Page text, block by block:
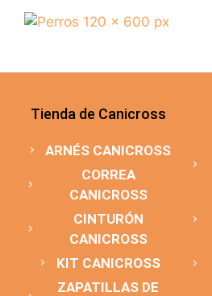
Tienda de Canicross
ARNÉS CANICROSS
CORREA
CANICROSS
CINTURÓN
CANICROSS
KIT CANICROSS
ZAPATILLAS DE